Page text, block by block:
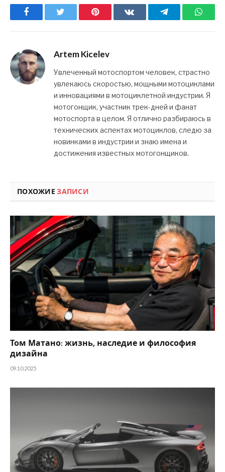
Facebook Pinterest ВКонтактеTelegram
Artem Kicelev
Увлеченный мотоспортом человек, страстно
увлекаюсь скоростью, мощными мотоциклами
и инновациями в мотоциклетной индустрии. Я
мотогонщик, участник трек-дней и фанат
мотоспорта в целом. Я отлично разбираюсь в
технических аспектах мотоциклов, следю за
новинками в индустрии и знаю имена и
достижения известных мотогонщиков.
ПОХОЖИЕЗАПИСИ
Том Матано: жизнь, наследие и философия
дизайна
09.10.2025